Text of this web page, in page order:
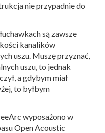
nie przypadnie do
są zawsze
kanalików
uszu. Muszę przyznać,
uszu, to jednak
a gdybym miał
to byłbym
wyposażono w
Open Acoustic